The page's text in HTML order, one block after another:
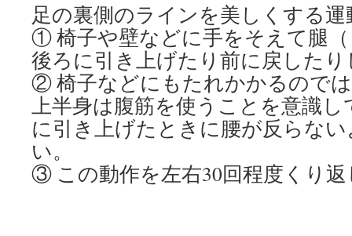
足の裏側のラインを美しくする運
① 椅子や壁などに手をそえて腿
後ろに引き上げたり前に戻した
② 椅子などにもたれかかるので
上半身は腹筋を使うことを意識
に引き上げたときに腰が反らな
い。
③ この動作を左右30回程度くり